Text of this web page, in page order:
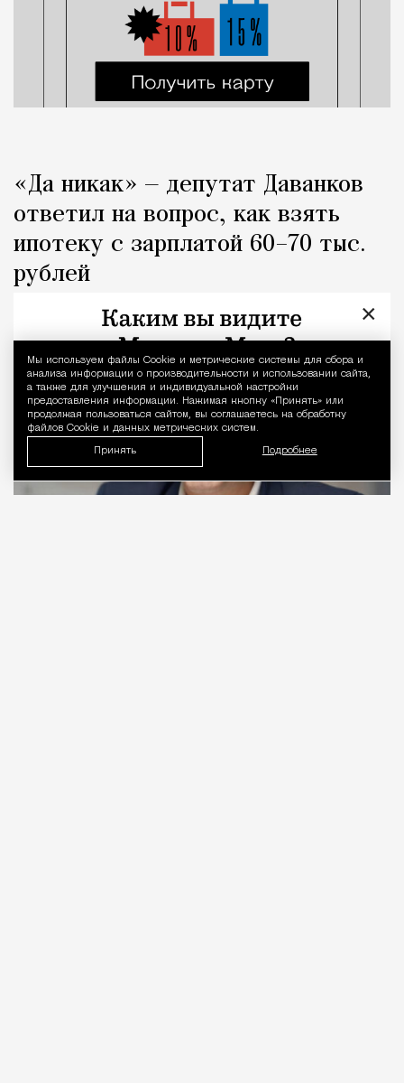
Уведомление
Мы используем файлы Сookie и метрические системы для сбора и
анализа информации о производительности и использовании сайта,
а также для улучшения и индивидуальной настройки
предоставления информации. Нажимая кнопку «Принять» или
продолжая пользоваться сайтом, вы соглашаетесь на обработку
файлов Cookie и данных метрических систем.
Принять Подробнее
«Да никак» — депутат Даванков
ответил на вопрос, как взять
ипотеку с зарплатой 60–70 тыс.
рублей
Кирилл Романов ×